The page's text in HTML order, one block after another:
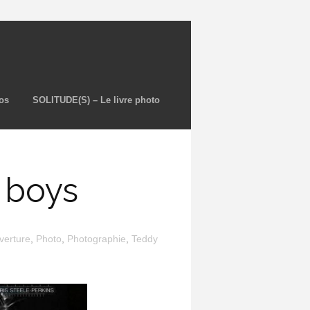
SOLITUDE(S) – Le livre photo
Photo Photographie Teddy